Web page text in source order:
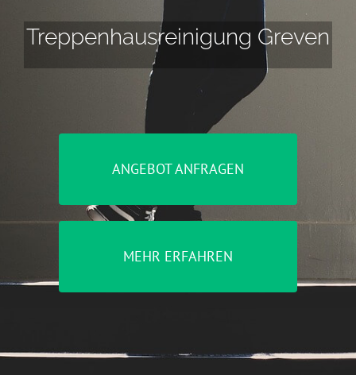
Treppenhausreinigung Greven
ANGEBOT ANFRAGEN
MEHR ERFAHREN